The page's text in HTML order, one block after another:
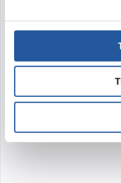
Blommor är
att tillgå. Vi utgår alltid
likvärdig. Blomman
tillräckligt fin för dagen.
beställning ska bli så